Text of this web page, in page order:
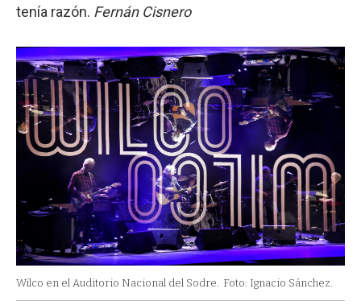
tenía razón. Fernán Cisnero
Wilco en el Auditorio Nacional del Sodre. Foto: Ignacio Sánchez.